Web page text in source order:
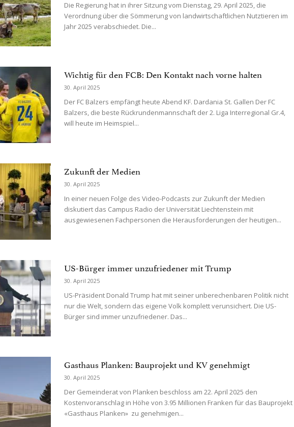
Die Regierung hat in ihrer Sitzung vom Dienstag, 29. April 2025, die
Verordnung über die Sömmerung von landwirtschaftlichen Nutztieren im
Jahr 2025 verabschiedet. Die...
Wichtig für den FCB: Den Kontakt nach vorne halten
30. April 2025
Der FC Balzers empfängt heute Abend KF. Dardania St. Gallen Der FC
Balzers, die beste Rückrundenmannschaft der 2. Liga Interregional Gr.4,
will heute im Heimspiel...
Zukunft der Medien
30. April 2025
In einer neuen Folge des Video-Podcasts zur Zukunft der Medien
diskutiert das Campus Radio der Universität Liechtenstein mit
ausgewiesenen Fachpersonen die Herausforderungen der heutigen...
US-Bürger immer unzufriedener mit Trump
30. April 2025
US-Präsident Donald Trump hat mit seiner unberechenbaren Politik nicht
nur die Welt, sondern das eigene Volk komplett verunsichert. Die US-
Bürger sind immer unzufriedener. Das...
Gasthaus Planken: Bauprojekt und KV genehmigt
30. April 2025
Der Gemeinderat von Planken beschloss am 22. April 2025 den
Kostenvoranschlag in Höhe von 3.95 Millionen Franken für das Bauprojekt
«Gasthaus Planken» zu genehmigen...